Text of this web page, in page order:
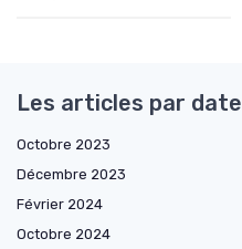
Les articles par date
Octobre 2023
Décembre 2023
Février 2024
Octobre 2024